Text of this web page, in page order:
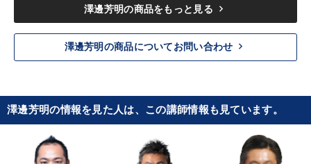
澤邊芳明の商品をもっと見る keyboard_arrow_right
澤邊芳明の商品についてお問い合わせ keyboard_arrow_right
澤邊芳明の情報を見た人は、この講師情報も見ています。